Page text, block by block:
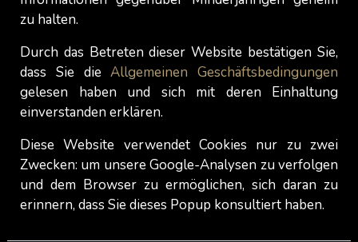
Der Omega Mann verkörpert einen eher
gesellschaftliche Erwartungen in der Regel völlig
ab. Sie sind häufig exzentrisch, sehr
individualistisch und interessieren sich nicht für
Obwohl sie auf Aussenstehende ziellos oder
unmotiviert wirken mögen, engagieren sich viele
Omegas leidenschaftlich für persönliche
Interessen, Hobbys oder intellektuelle
zu halten.
Durch das Betreten dieser Website bestätigen Sie,
dass Sie dieAllgemeinen Geschäftsbedingungen
gelesen haben und sich mit deren Einhaltung
einverstanden erklären.
Diese Website verwendet Cookies nur zu zwei
Zwecken: um unsere Google-Analysen zu verfolgen
und dem Browser zu ermöglichen, sich daran zu
erinnern, dass Sie dieses Popup konsultiert haben.